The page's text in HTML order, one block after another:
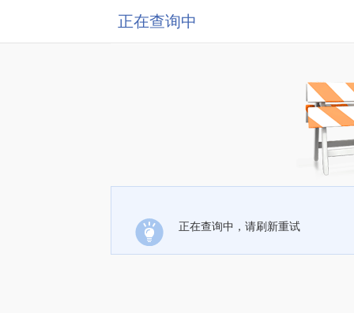
正在查询中
正在查询中，请刷新重试